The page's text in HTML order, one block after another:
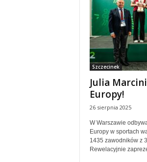
Szczecinek
Julia
Europy!
26 sierpnia 2025
W Warszawie
Europy w sportach
1435 zawodników z
Rewelacyjnie